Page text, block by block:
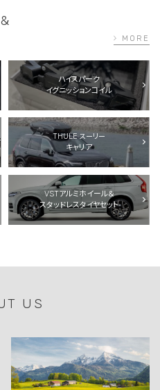
MORE
ハイスパーク
イグニッションコイル
THULEスーリー
キャリア
VSTアルミホイール＆
スタッドレスタイヤセット
US